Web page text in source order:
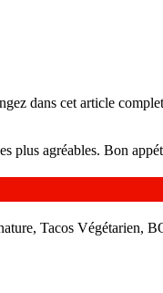
dans cet article
plus agréables. Bon
Tacos Végétarien,